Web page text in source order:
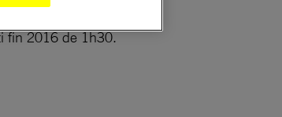
fin 2016 de 1h30.